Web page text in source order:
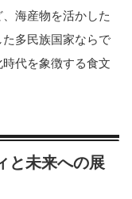
海産物を活かした
多民族国家ならで
代を象徴する食文
と未来への展